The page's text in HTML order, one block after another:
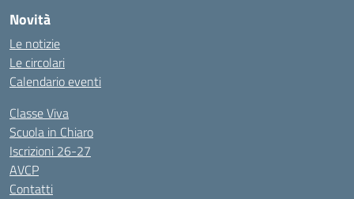
Novità
Le notizie
Le circolari
Calendario eventi
Classe Viva
Scuola in Chiaro
Iscrizioni 26-27
AVCP
Contatti